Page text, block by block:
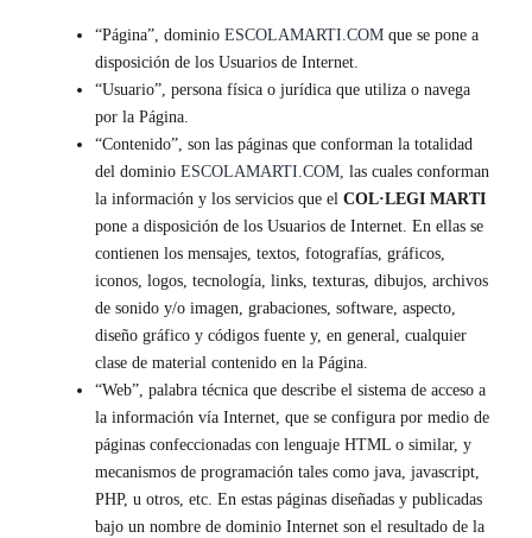
“Página”, dominio ESCOLAMARTI.COM que se pone a
disposición de los Usuarios de Internet.
“Usuario”, persona física o jurídica que utiliza o navega
por la Página.
“Contenido”, son las páginas que conforman la totalidad
del dominio ESCOLAMARTI.COM, las cuales conforman
la información y los servicios que el COL·LEGI MARTI
pone a disposición de los Usuarios de Internet. En ellas se
contienen los mensajes, textos, fotografías, gráficos,
iconos, logos, tecnología, links, texturas, dibujos, archivos
de sonido y/o imagen, grabaciones, software, aspecto,
diseño gráfico y códigos fuente y, en general, cualquier
clase de material contenido en la Página.
“Web”, palabra técnica que describe el sistema de acceso a
la información vía Internet, que se configura por medio de
páginas confeccionadas con lenguaje HTML o similar, y
mecanismos de programación tales como java, javascript,
PHP, u otros, etc. En estas páginas diseñadas y publicadas
bajo un nombre de dominio Internet son el resultado de la